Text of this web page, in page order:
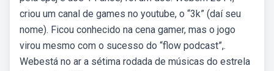
criou um canal de games no youtube, o “3k” (daí seu
nome). Ficou conhecido na cena gamer, mas o jogo
virou mesmo com o sucesso do “flow podcast”,.
Webestá no ar a sétima rodada de músicas do estrela